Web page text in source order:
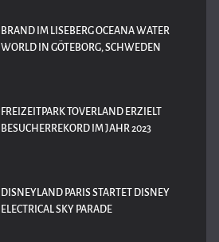
BRAND IM LISEBERG OCEANA WATER
WORLD IN GÖTEBORG, SCHWEDEN
FREIZEITPARK TOVERLAND ERZIELT
BESUCHERREKORD IM JAHR 2023
DISNEYLAND PARIS STARTET DISNEY
ELECTRICAL SKY PARADE